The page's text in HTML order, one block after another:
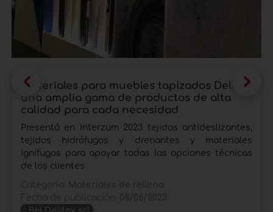
Materiales para muebles tapizados Delitex:
una amplia gama de productos de alta
calidad para cada necesidad
Presentó en interzum 2023 tejidos antideslizantes,
tejidos hidrófugos y drenantes y materiales
ignífugos para apoyar todas las opciones técnicas
de los clientes